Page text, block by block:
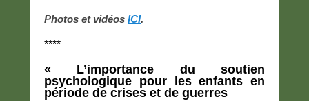
Photos et vidéos ICI.
****
« L’importance du soutien
psychologique pour les enfants en
période de crises et de guerres